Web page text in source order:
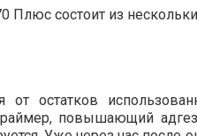
Плюс состоит из
остатков
повышающий